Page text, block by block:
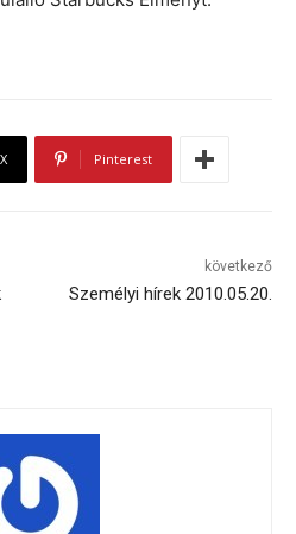
X Pinterest
következő
Személyi hírek 2010.05.20.